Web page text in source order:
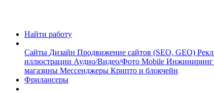
Найти работу
Сайты Дизайн Продвижение сайтов (SEO, GEO)
иллюстрации Аудио/Видео/Фото Mobile Инжиниринг
магазины Мессенджеры Крипто и блокчейн
Фрилансеры